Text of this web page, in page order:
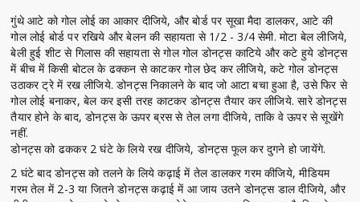
गुंथे आटे को गोल लोई का आकार दीजिये, और बोर्ड पर सूखा मैदा डालकर, आटे की
गोल लोई बोर्ड पर रखिये और बेलन की सहायता से 1/2 - 3/4 सेमी. मोटा बेल लीजिये,
बेली हुई शीट से गिलास की सहायता से गोल गोल डोनट्स काटिये और कटे हुये डोनट्स
में बीच में किसी बोटल के ढक्कन से काटकर गोल छेद कर लीजिये, कटे गोल डोनट्स
उठाकर ट्रे में रख लीजिये. डोनट्स निकालने के बाद जो आटा बचा हुआ है, उसे फिर से
गोल लोई बनाकर, बेल कर इसी तरह काटकर डोनट्स तैयार कर लीजिये. सारे डोनट्स
तैयार होने के बाद, डोनट्स के ऊपर ब्रस से तेल लगा दीजिये, ताकि वे ऊपर से सूखेंगे
नहीं.
डोनट्स को ढककर 2 घंटे के लिये रख दीजिये, डोनट्स फूल कर दुगने हो जायेंगे.
2 घंटे बाद डोनट्स को तलने के लिये कढ़ाई में तेल डालकर गरम कीजिये, मीडियम
गरम तेल में 2-3 या जितने डोनट्स कढ़ाई में आ जाय उतने डोनट्स डाल दीजिये, और